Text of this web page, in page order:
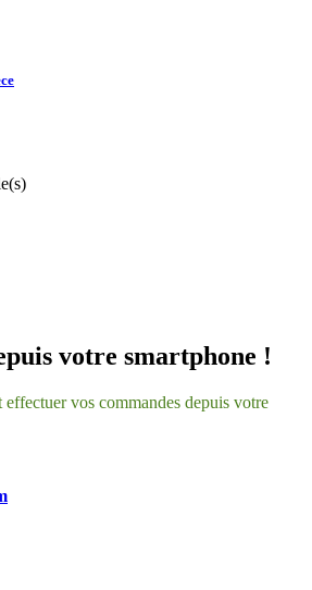
votre smartphone !
vos commandes depuis votre